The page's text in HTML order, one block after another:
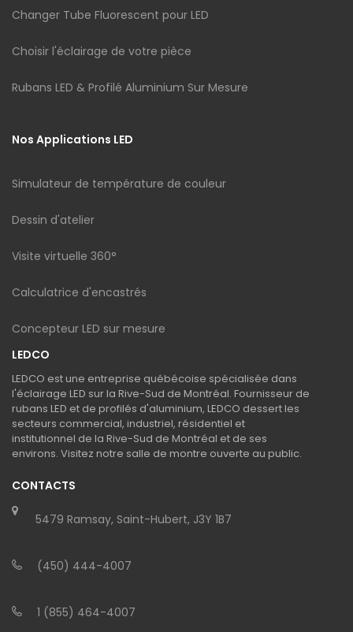
Changer Tube Fluorescent pour LED
Choisir l'éclairage de votre pièce
Rubans LED & Profilé Aluminium Sur Mesure
Nos Applications LED
Simulateur de température de couleur
Dessin d'atelier
Visite virtuelle 360°
Calculatrice d'encastrés
Concepteur LED sur mesure
LEDCO
LEDCO est une entreprise québécoise spécialisée dans
l'éclairage LED sur la Rive-Sud de Montréal. Fournisseur de
rubans LED et de profilés d'aluminium, LEDCO dessert les
secteurs commercial, industriel, résidentiel et
institutionnel de la Rive-Sud de Montréal et de ses
environs. Visitez notre salle de montre ouverte au public.
CONTACTS
5479 Ramsay, Saint-Hubert, J3Y 1B7
(450) 444-4007
1 (855) 464-4007